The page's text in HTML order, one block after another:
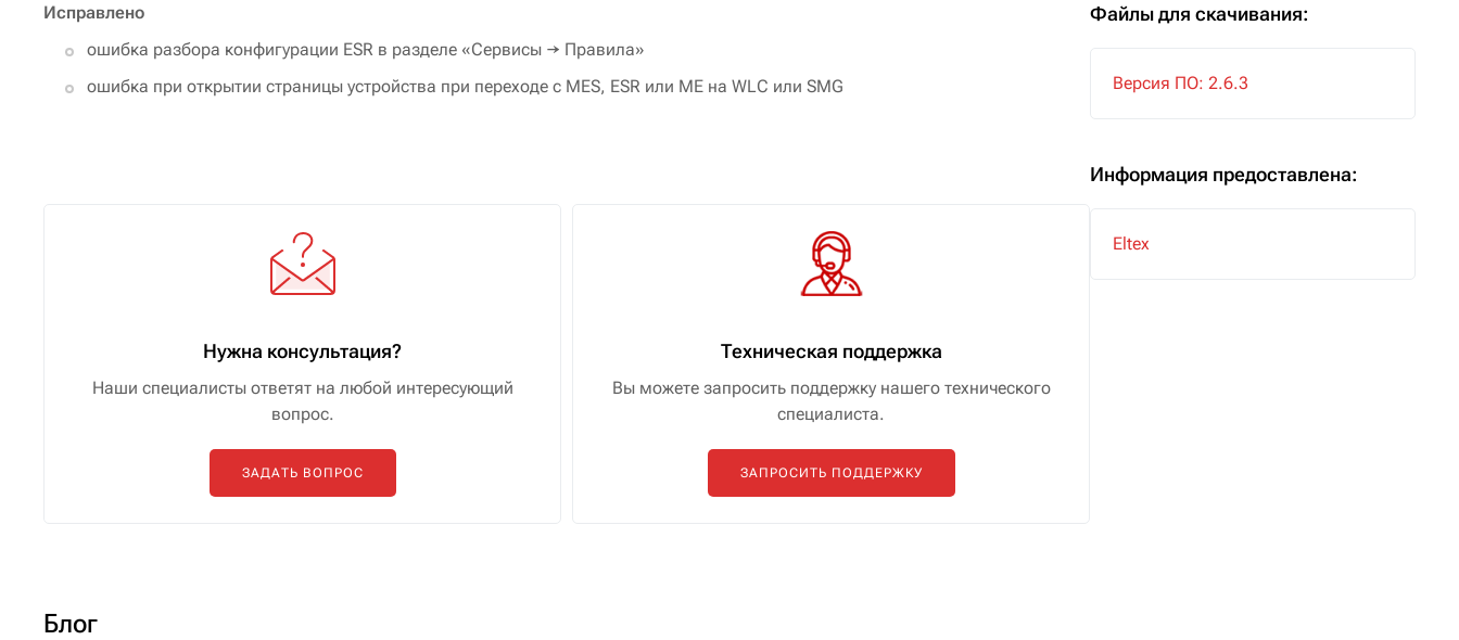
Исправлено
ошибка разбора конфигурации ESR в разделе «Сервисы → Правила»
ошибка при открытии страницы устройства при переходе с MES, ESR или ME на WLC или SMG
Нужна консультация?
Наши специалисты ответят на любой интересующий
вопрос.
ЗАДАТЬ ВОПРОС
Техническая поддержка
Вы можете запросить поддержку нашего технического
специалиста.
ЗАПРОСИТЬ ПОДДЕРЖКУ
Блог
Файлы для скачивания:
Версия ПО: 2.6.3
Информация предоставлена:
Eltex